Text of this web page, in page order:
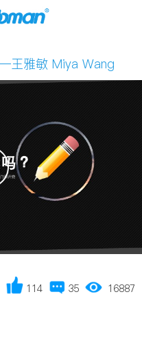
王雅敏 Miya Wang
114 35
16887